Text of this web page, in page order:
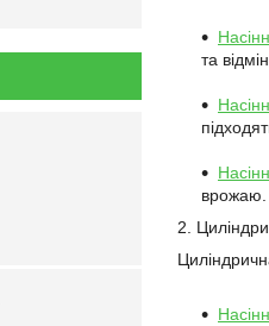
та
врожаю.
2.